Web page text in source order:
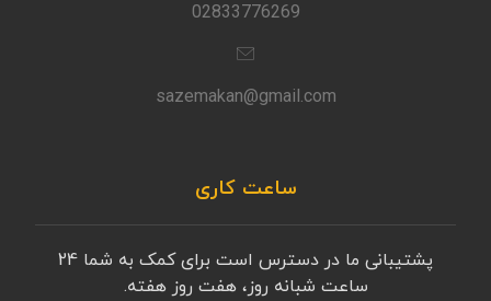
02833776269
sazemakan@gmail.com
ساعت کاری
پشتیبانی ما در دسترس است برای کمک به شما 24
ساعت شبانه روز، هفت روز هفته.